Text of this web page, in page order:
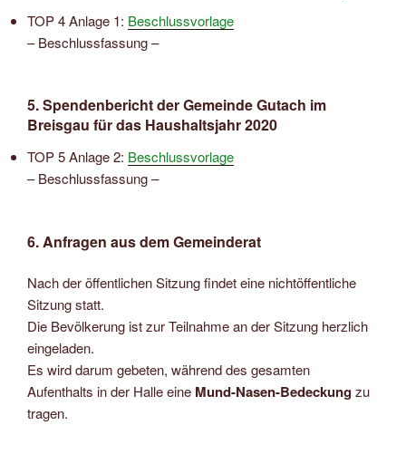
TOP 4 Anlage 1: Beschlussvorlage
– Beschlussfassung –
5. Spendenbericht der Gemeinde Gutach im
Breisgau für das Haushaltsjahr 2020
TOP 5 Anlage 2: Beschlussvorlage
– Beschlussfassung –
6. Anfragen aus dem Gemeinderat
Nach der öffentlichen Sitzung findet eine nichtöffentliche
Sitzung statt.
Die Bevölkerung ist zur Teilnahme an der Sitzung herzlich
eingeladen.
Es wird darum gebeten, während des gesamten
Aufenthalts in der Halle eine Mund-Nasen-Bedeckungzu
tragen.